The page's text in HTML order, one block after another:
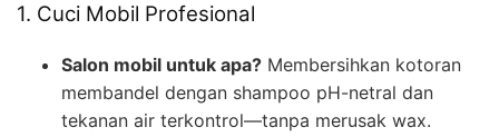
1. Cuci Mobil Profesional
Salon mobil untuk apa? Membersihkan kotoran
membandel dengan shampoo pH-netral dan
tekanan air terkontrol—tanpa merusak wax.